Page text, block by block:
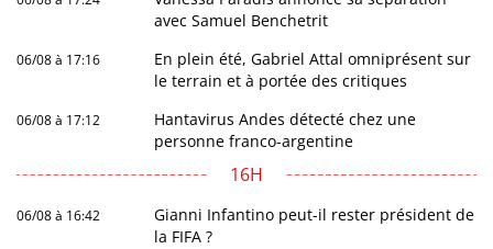
avec Samuel Benchetrit
06/08 à 17:16
En plein été, Gabriel Attal omniprésent sur
le terrain et à portée des critiques
06/08 à 17:12
Hantavirus Andes détecté chez une
personne franco-argentine
16H
06/08 à 16:42
Gianni Infantino peut-il rester président de
la FIFA ?